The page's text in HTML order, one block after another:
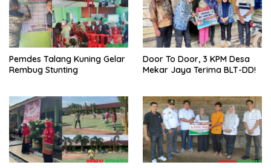
Pemdes Talang Kuning Gelar
Rembug Stunting
Door To Door, 3 KPM Desa
Mekar Jaya Terima BLT-DD!